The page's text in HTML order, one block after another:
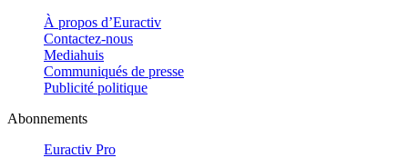
À propos d’Euractiv
Contactez-nous
Mediahuis
Communiqués de presse
Publicité politique
Abonnements
Euractiv Pro